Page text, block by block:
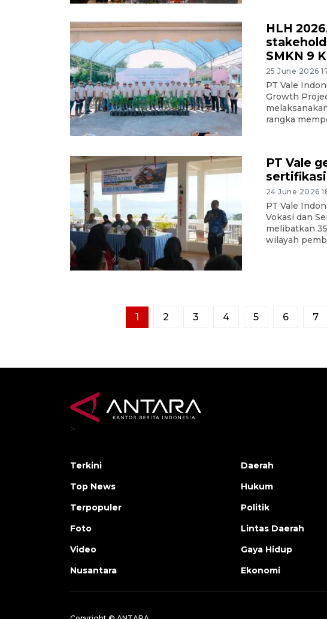
HLH
SMKN 9
25 June 2026
PT Vale
Growth
rangka
PT Vale
24 June 2026
PT Vale
Vokasi dan
melibatkan
wilayah
1 2 3 4 5 6 7
>
Terkini
Top News
Terpopuler
Foto
Video
Nusantara
Daerah
Hukum
Politik
Lintas Daerah
Gaya Hidup
Ekonomi